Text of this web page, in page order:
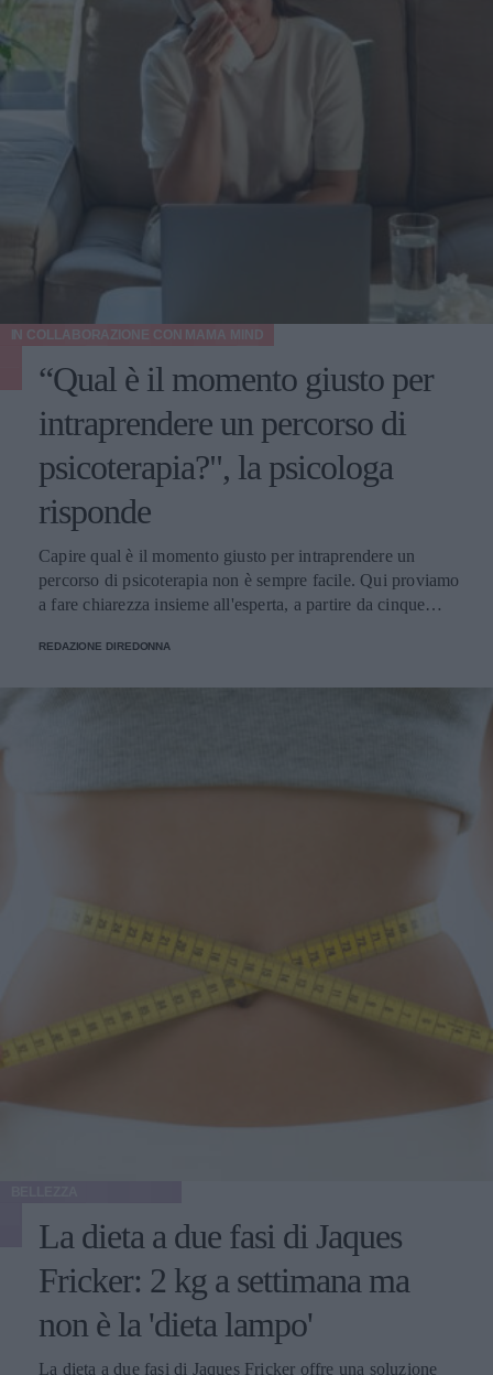
“Qual è il momento giusto per
intraprendere un percorso di
psicoterapia?", la psicologa
risponde
Capire qual è il momento giusto per intraprendere un
percorso di psicoterapia non è sempre facile. Qui proviamo
a fare chiarezza insieme all'esperta, a partire da cinque
IN COLLABORAZIONE CON MAMA MIND
REDAZIONE DIREDONNA
La dieta a due fasi di Jaques
Fricker: 2 kg a settimana ma
non è la 'dieta lampo'
La dieta a due fasi di Jaques Fricker offre una soluzione